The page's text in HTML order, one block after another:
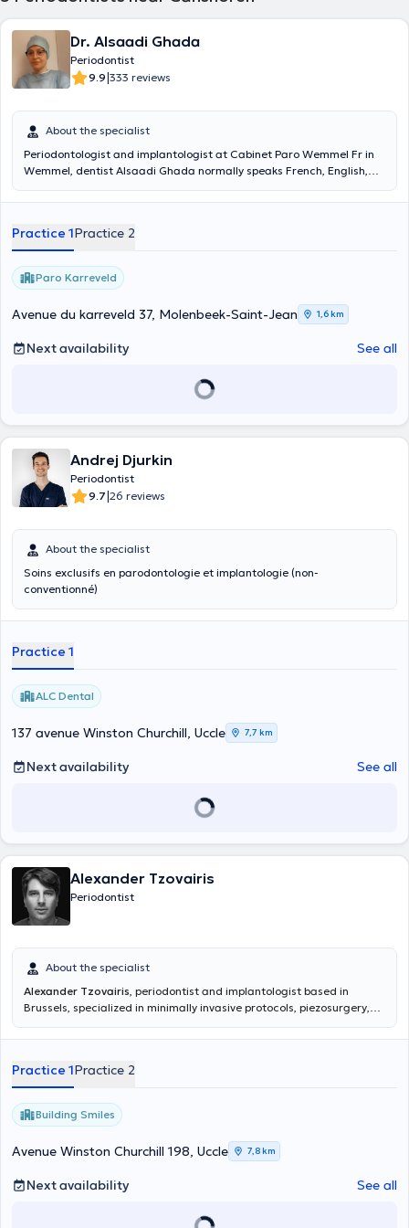
Dr. Alsaadi Ghada
Periodontist
9.9|333 reviews
About the specialist
Periodontologist and implantologist at Cabinet Paro Wemmel Fr in
Wemmel, dentist Alsaadi Ghada normally speaks French, English,
implantology care or treatment of oral cavities. She is a member of
She takes appointments from her patients via phone call or SMS to
0478 251554, but you can also use her Doctoranytime profile to book
your appointment.
Practice 1Practice 2
Paro Karreveld
Avenue du karreveld 37, Molenbeek-Saint-Jean 1,6 km
Next availability See all
Andrej Djurkin
Periodontist
9.7|26 reviews
About the specialist
Soins exclusifs en parodontologie et implantologie (non-
conventionné)
Practice 1
ALC Dental
137 avenue Winston Churchill, Uccle 7,7 km
Next availability See all
Alexander Tzovairis
Periodontist
About the specialist
Alexander Tzovairis, periodontist and implantologist based in
Brussels, specialized in minimally invasive protocols, piezosurgery,
author of innovative techniques (SPOT, Cervical Socket, Poncho
platforms.
Practice 1Practice 2
Building Smiles
Avenue Winston Churchill 198, Uccle 7,8 km
Next availability See all